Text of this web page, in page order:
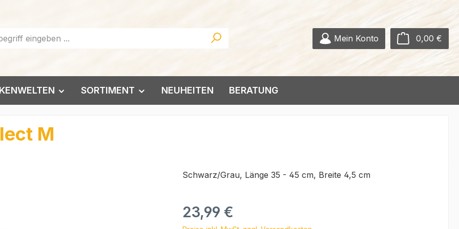
Mein Konto 0,00 €
SORTIMENT NEUHEITEN BERATUNG
M
Schwarz/Grau, Länge 35 - 45 cm, Breite 4,5 cm
Regulärer Preis:
23,99 €